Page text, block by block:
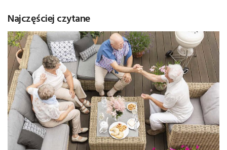
Najczęściej czytane